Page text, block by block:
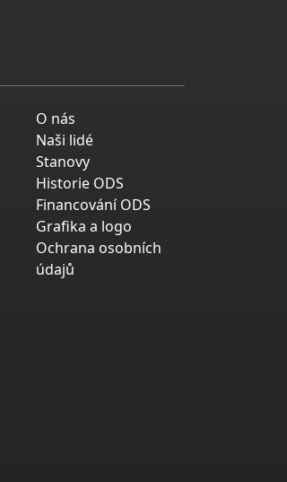
O nás
Naši lidé
Stanovy
Historie ODS
Financování ODS
Grafika a logo
Ochrana osobních
údajů